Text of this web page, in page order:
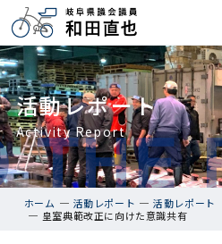
活動レポート
Activity Report
ホーム 活動レポート
活動レポート
皇室典範改正に向けた意識共有